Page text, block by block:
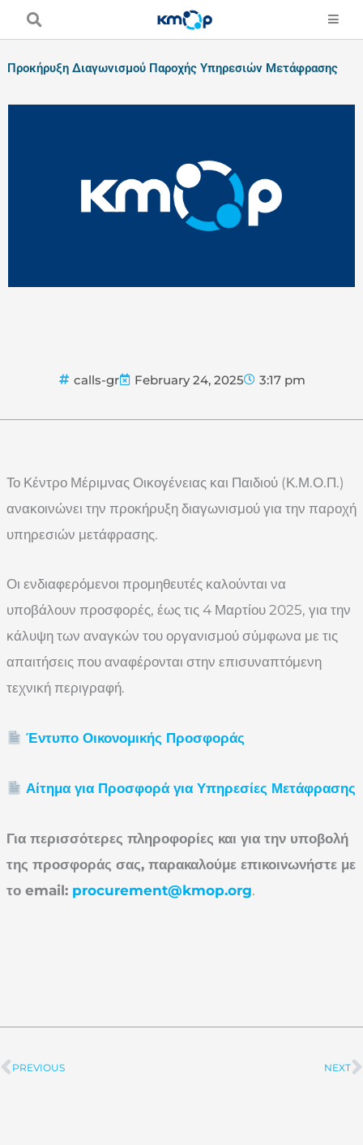
Προκήρυξη Διαγωνισμού Παροχής Υπηρεσιών Μετάφρασης
calls-gr February 24, 2025 3:17 pm
Το Κέντρο Μέριμνας Οικογένειας και Παιδιού (Κ.Μ.Ο.Π.)
ανακοινώνει την προκήρυξη διαγωνισμού για την παροχή
υπηρεσιών μετάφρασης.
Οι ενδιαφερόμενοι προμηθευτές καλούνται να
υποβάλουν προσφορές, έως τις 4 Μαρτίου 2025, για την
κάλυψη των αναγκών του οργανισμού σύμφωνα με τις
απαιτήσεις που αναφέρονται στην επισυναπτόμενη
τεχνική περιγραφή.
Έντυπο Οικονομικής Προσφοράς
Αίτημα για Προσφορά για Υπηρεσίες Μετάφρασης
Για περισσότερες πληροφορίες και για την υποβολή
της προσφοράς σας, παρακαλούμε επικοινωνήστε με
το email: procurement@kmop.org.
Prev
PREVIOUS NEXT